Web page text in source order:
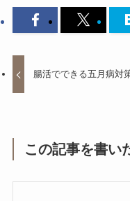
腸活でできる五月病対
この記事を書い